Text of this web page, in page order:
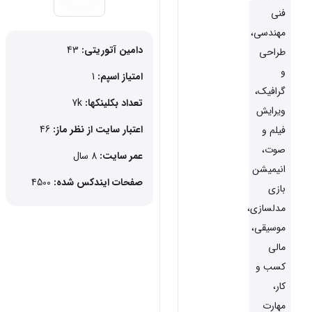
دامین آتوریتی:
امتیاز اسپم: 1
تعداد بکلینکها: 7k
اعتبار سایت از نظر ماز:
عمر سایت: 8 سال
صفحات ایندکس شده:
فنی
مهندسی،
طراحی
و
گرافیک،
ویرایش
فیلم و
صوت،
انیمیشن
بازی
مدلسازی،
موسیقی،
مالی
کسب و
کار،
مهارت